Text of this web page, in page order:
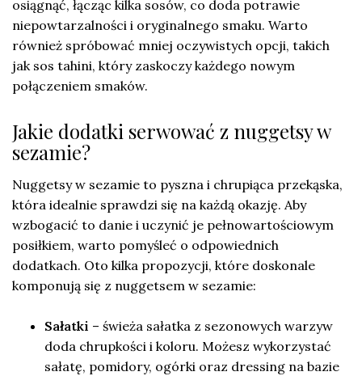
osiągnąć, łącząc kilka sosów, co doda potrawie
niepowtarzalności i oryginalnego smaku. Warto
również spróbować mniej oczywistych opcji, takich
jak sos tahini, który zaskoczy każdego nowym
połączeniem smaków.
Jakie dodatki serwować z nuggetsy w
sezamie?
Nuggetsy w sezamie to pyszna i chrupiąca przekąska,
która idealnie sprawdzi się na każdą okazję. Aby
wzbogacić to danie i uczynić je pełnowartościowym
posiłkiem, warto pomyśleć o odpowiednich
dodatkach. Oto kilka propozycji, które doskonale
komponują się z nuggetsem w sezamie:
Sałatki – świeża sałatka z sezonowych warzyw
doda chrupkości i koloru. Możesz wykorzystać
sałatę, pomidory, ogórki oraz dressing na bazie